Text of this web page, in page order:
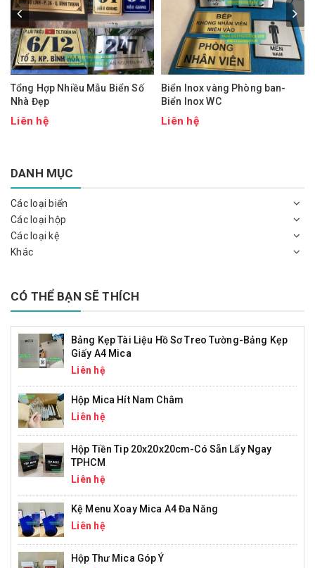
Tổng Hợp Nhiều Mẫu Biển Số
Nhà Đẹp
Liên hệ
Biển Inox vàng Phòng ban-
Biển Inox WC
Liên hệ
DANH MỤC
Các loại biển
Các loại hộp
Các loại kệ
Khác
CÓ THỂ BẠN SẼ THÍCH
Bảng Kẹp Tài Liệu Hồ Sơ Treo Tường-Bảng Kẹp
Giấy A4 Mica
Liên hệ
Hộp Mica Hít Nam Châm
Liên hệ
Hộp Tiền Tip 20x20x20cm-Có Sẵn Lấy Ngay
TPHCM
Liên hệ
Kệ Menu Xoay Mica A4 Đa Năng
Liên hệ
Hộp Thư Mica Góp Ý